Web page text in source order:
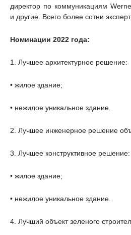
директор по коммуникациям
и другие. Всего более сотни
Номинации 2022 года:
1. Лучшее архитектурное решение:
• жилое здание;
• нежилое уникальное здание.
2. Лучшее инженерное решение
3. Лучшее конструктивное решение:
• жилое здание;
• нежилое уникальное здание.
4. Лучший объект зеленого